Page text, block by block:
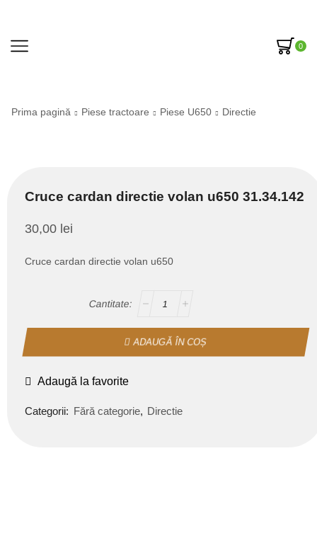
0
Prima pagină Piese tractoare Piese U650 Directie
Cruce cardan directie volan u650 31.34.142
30,00 lei
Cruce cardan directie volan u650
ADAUGĂ ÎN COȘ
Adaugă la favorite
Categorii: Fără categorie, Directie